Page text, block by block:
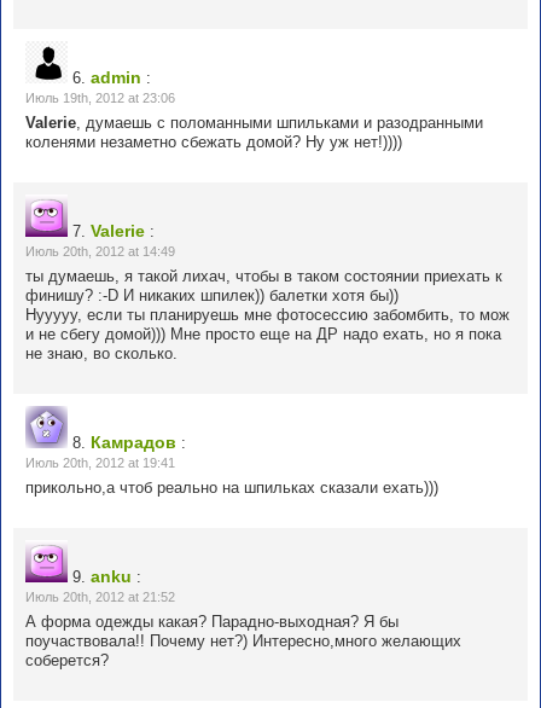
6. admin :
Июль 19th, 2012 at 23:06
Valerie, думаешь с поломанными шпильками и разодранными
коленями незаметно сбежать домой? Ну уж нет!))))
7. Valerie :
Июль 20th, 2012 at 14:49
ты думаешь, я такой лихач, чтобы в таком состоянии приехать к
финишу? :-D И никаких шпилек)) балетки хотя бы))
Нууууу, если ты планируешь мне фотосессию забомбить, то мож
и не сбегу домой))) Мне просто еще на ДР надо ехать, но я пока
не знаю, во сколько.
8. Камрадов :
Июль 20th, 2012 at 19:41
прикольно,а чтоб реально на шпильках сказали ехать)))
9. anku :
Июль 20th, 2012 at 21:52
А форма одежды какая? Парадно-выходная? Я бы
поучаствовала!! Почему нет?) Интересно,много желающих
соберется?